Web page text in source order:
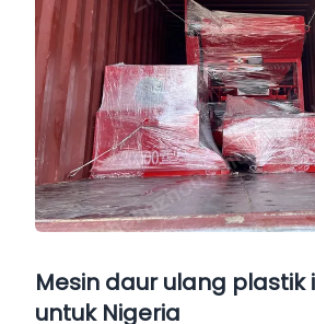
Mesin daur ulang plastik
untuk Nigeria